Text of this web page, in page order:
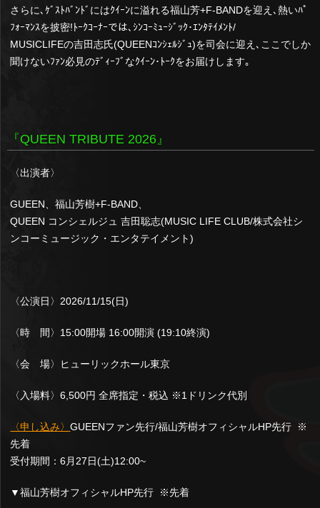
さらに､ｹﾞｽﾄﾊﾞﾝﾄﾞにはｸｲｰﾝに溢れる福山芳+F-BANDを迎え､熱いﾊﾟ
ﾌｫｰﾏﾝｽを披密!ﾄｰｸｺｰﾅｰでは､ｼﾝｺｰﾐｭｰｼﾞｯｸ･ｴﾝﾀﾃｲﾒﾝﾄ/
MUSICLIFEの吉田志氏(QUEENｺﾝｼｪﾙｼﾞｭ)を司会に迎え､ここでしか
聞けないﾌｧﾝ必見のﾃﾞｨｰﾌﾞなｸｲｰﾝ･ﾄｰｸをお届けします｡
『QUEEN TRIBUTE 2026』
〈出演者〉
GUEEN、福山芳樹+F-BAND、
QUEEN コンシェルジュ 吉田聡志(MUSIC LIFE CLUB/株式会社シ
ンコーミュージック・エンタテイメント)
〈公演日〉2026/11/15(日)
〈時 間〉15:00開場 16:00開演 (19:10終演)
〈会 場〉ヒューリックホール東京
〈入場料〉6,500円 全席指定・税込 ※1ドリンク代別
〈申し込み〉GUEENファン先行/福山芳樹オフィシャルHP先行 ※
先着
受付期間：6月27日(土)12:00~
▼福山芳樹オフィシャルHP先行 ※先着